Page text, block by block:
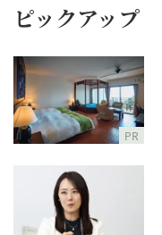
ピックアップ
PR